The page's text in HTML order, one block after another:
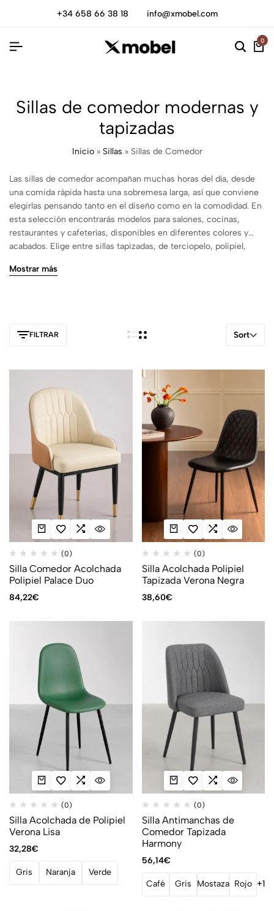
+34 658 66 38 18 info@xmobel.com
0
Sillas de comedor modernas y
tapizadas
Inicio» Sillas » Sillas de Comedor
Las sillas de comedor acompañan muchas horas del día, desde
una comida rápida hasta una sobremesa larga, así que conviene
elegirlas pensando tanto en el diseño como en la comodidad. En
esta selección encontrarás modelos para salones, cocinas,
restaurantes y cafeterías, disponibles en diferentes colores y
acabados. Elige entre sillas tapizadas, de terciopelo, polipiel,
industrial. También encontrarás modelos con reposabrazos o
Mostrar más
FILTRAR Sort
(0)
Silla Comedor Acolchada
Polipiel Palace Duo
84,22€
(0)
Silla Acolchada Polipiel
Tapizada Verona Negra
38,60€
(0)
Silla Acolchada de Polipiel
Verona Lisa
32,28€
Gris Naranja Verde
(0)
Silla Antimanchas de
Comedor Tapizada
Harmony
56,14€
Café Gris Mostaza Rojo +1